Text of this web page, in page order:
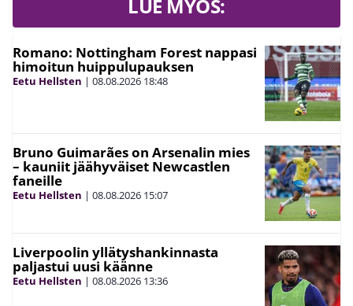
LUE MYÖS:
Romano: Nottingham Forest nappasi
himoitun huippulupauksen
Eetu Hellsten | 08.08.2026 18:48
Bruno Guimarães on Arsenalin mies
– kauniit jäähyväiset Newcastlen
faneille
Eetu Hellsten | 08.08.2026 15:07
Liverpoolin yllätyshankinnasta
paljastui uusi käänne
Eetu Hellsten | 08.08.2026 13:36